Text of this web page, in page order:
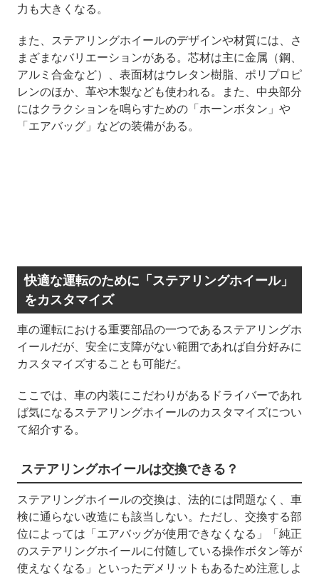
力も大きくなる。
また、ステアリングホイールのデザインや材質には、さ
まざまなバリエーションがある。芯材は主に金属（鋼、
アルミ合金など）、表面材はウレタン樹脂、ポリプロピ
レンのほか、革や木製なども使われる。また、中央部分
にはクラクションを鳴らすための「ホーンボタン」や
「エアバッグ」などの装備がある。
快適な運転のために「ステアリングホイール」
をカスタマイズ
車の運転における重要部品の一つであるステアリングホ
イールだが、安全に支障がない範囲であれば自分好みに
カスタマイズすることも可能だ。
ここでは、車の内装にこだわりがあるドライバーであれ
ば気になるステアリングホイールのカスタマイズについ
て紹介する。
ステアリングホイールは交換できる？
ステアリングホイールの交換は、法的には問題なく、車
検に通らない改造にも該当しない。ただし、交換する部
位によっては「エアバッグが使用できなくなる」「純正
のステアリングホイールに付随している操作ボタン等が
使えなくなる」といったデメリットもあるため注意しよ